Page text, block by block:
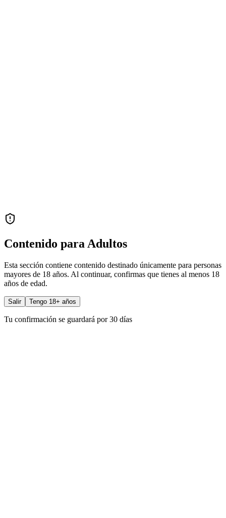
Contenido para Adultos
Esta sección contiene contenido destinado únicamente para personas
mayores de 18 años. Al continuar, confirmas que tienes al menos 18
años de edad.
Salir Tengo 18+ años
Tu confirmación se guardará por 30 días